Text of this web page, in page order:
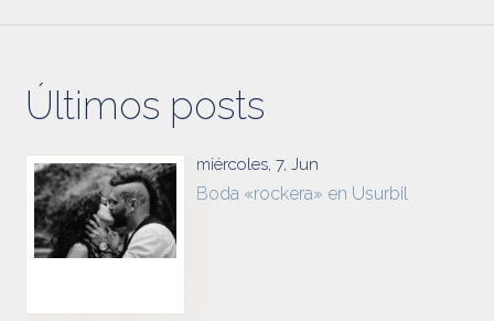
Últimos posts
miércoles, 7, Jun
Boda «rockera» en Usurbil